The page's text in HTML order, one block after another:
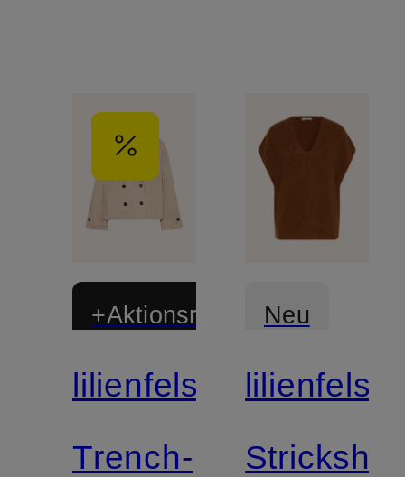
+Aktionsrabatt
lilienfels
Trench-
Neu
Zertifiziert
lilienfels
Strickshirt